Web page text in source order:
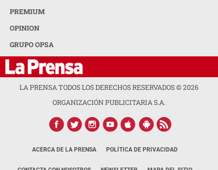
PREMIUM
OPINION
GRUPO OPSA
LA PRENSA TODOS LOS DERECHOS RESERVADOS ©2026
ORGANIZACIÓN PUBLICITARIA S.A.
ACERCA DE LA PRENSA POLÍTICA DE PRIVACIDAD